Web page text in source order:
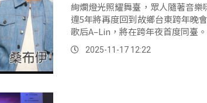
絢爛燈光照耀舞臺，眾人隨著音
違5年將再度回到故鄉台東跨年晚
歌后A–Lin，將在跨年夜首度同臺。
2025-11-17 12:22